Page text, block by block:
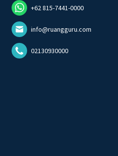
+62 815-7441-0000
info@ruangguru.com
02130930000